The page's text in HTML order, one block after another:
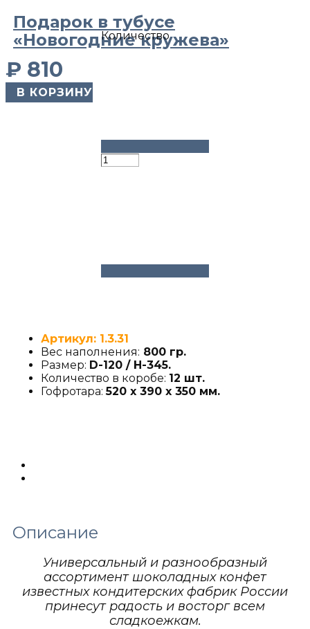
Подарок в тубусе
«Новогодние кружева»
₽ 810
​ В КОРЗИНУ
Количество
Артикул: 1.3.31
Вес наполнения: 800 гр.
Размер: D-120 / H-345.
Количество в коробе: 12 шт.
Гофротара:520 х 390 х 350 мм.
Описание
Универсальный и разнообразный
ассортимент шоколадных конфет
известных кондитерских фабрик России
принесут радость и восторг всем
сладкоежкам.